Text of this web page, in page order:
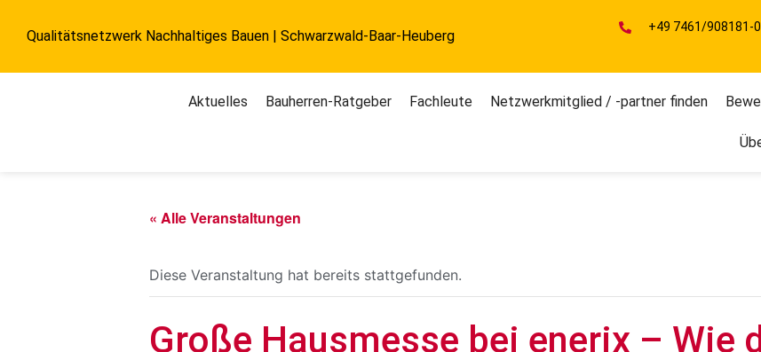
Qualitätsnetzwerk Nachhaltiges Bauen | Schwarzwald-Baar-Heuberg
+49 7461/908181-0
Aktuelles Bauherren-Ratgeber Fachleute Netzwerkmitglied / -partner finden
« Alle Veranstaltungen
Diese Veranstaltung hat bereits stattgefunden.
Große Hausmesse bei enerix – Wie